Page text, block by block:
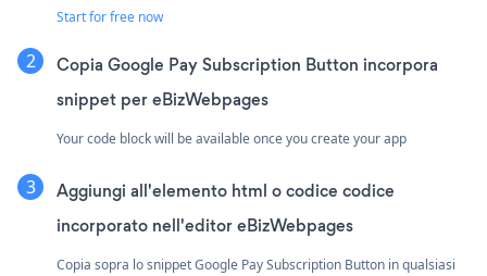
Start for free now
Copia Google Pay Subscription Button incorpora
snippet per eBizWebpages
Your code block will be available once you create your app
Aggiungi all'elemento html o codice codice
incorporato nell'editor eBizWebpages
Copia sopra lo snippet Google Pay Subscription Button in qualsiasi